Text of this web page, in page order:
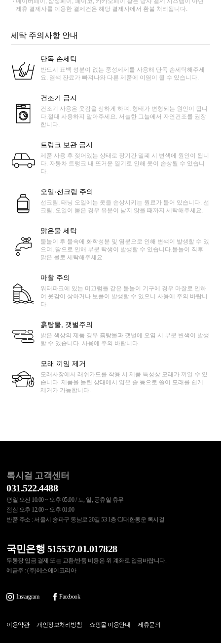
제휴 결제사를 이용한 결제건은 해당 결제사에서 환불 처리됩니다.
세탁 주의사항 안내
단독 손세탁
반드시 표백 성분이 없는 중성세제를 사용해 단독 손세탁해주세
요. 염색 잔료가 빠져나와 다른 제품에 이염이 될 수 있습니다.
건조기 금지
건조기 사용은 옷감을 상하게 하며, 형태가 변형되는 원인이 됩니
다.절대 사용하지 말아주세요. 서늘한 그늘에서 자연건조를 권장
합니다.
트렁크 보관 금지
제품 사용 후 젖어있는 상태로 장기간 밀폐 시 변색에 원인이 됩니
다. 자동차 트렁크 내 뜨거운 열기로 인해 옷이 손상될 수 있습니
다.
오일·선크림 주의
선크림, 태닝 오일에는 옷을 손상시키는 원료가 들어 있습니다. 선
크림, 오일이 묻은 경우 유분이 남지 않을 때까지 세탁해주세요.
맑은물 세탁
물놀이 후 물속에 화학성분 및 염분으로 인해 변색이 발생할 수 있
으며, 땀으로 인해 부분 탁생이 발생할 수 있습니다.물놀이 직후
맑은 물로 세탁해주세요.
마찰 주의
워터파크에 있는 미끄럼틀 같은 물놀이 기구에 경우 마찰로 인하
여 옷감이 상하거나 보풀이 발생할 수 있으니 사용에 주의 바랍니
다.
흙탕물, 갯벌주의
밝은 색상의 제품 경우 흙탕물과 갯벌에 오염 시 부분 변색이 발생
할 수 있습니다. 사용에 주의 바랍니다.
모래 끼임 제거
모래사장에서 래쉬가드를 착용 시 제품 특성상 모래가 끼일 수 있
습니다. 제품을 늘린 상태에서 얇은 솔 등으로 쓸어 모래를 쉽게
제거가 가능합니다.
록시걸 고객센터
031.522.4488
평일 오전 10:00 ~ 오후 05:00 / 토, 일, 공휴일 휴무
점심 오후 12:00 ~ 오후 01:00
반품 주소 : 서울시 송파구 동남로 20길 53 1층 CJ대한통운 록시걸
국민은행 515537.01.017828
무통장 입금 결제 또는 교환/반품 비용은 위 계좌로 입금바랍니다.
예금주 : (주)에스에이코리아
Instargram Facebook
이용약관 개인정보처리방침 쇼핑몰 이용안내 제휴문의